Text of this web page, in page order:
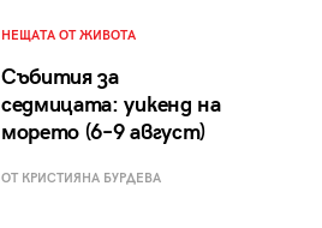
НЕЩАТА ОТ ЖИВОТА
Събития за
седмицата: уикенд на
морето (6–9 август)
ОТ КРИСТИЯНА БУРДЕВА